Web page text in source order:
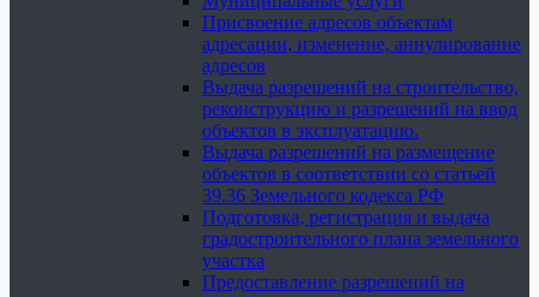
Присвоение адресов объектам
адресации, изменение, аннулирование
адресов
Выдача разрешений на строительство,
реконструкцию и разрешений на ввод
объектов в эксплуатацию.
Выдача разрешений на размещение
объектов в соответствии со статьей
39.36 Земельного кодекса РФ
Подготовка, регистрация и выдача
градостроительного плана земельного
участка
Предоставление разрешений на